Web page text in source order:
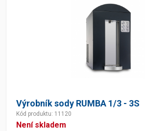
Výrobník sody RUMBA 1/3 - 3S
Kód produktu: 11120
Není skladem